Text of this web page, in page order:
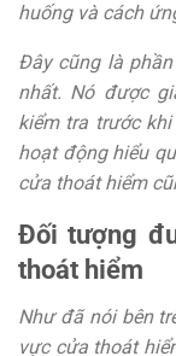
huống và cách
Đây cũng là
nhất. Nó được
kiểm tra trước
hoạt động hiểu
cửa thoát hiểm
Đối tượng
thoát hiểm
Như đã nói bên
vực cửa thoát